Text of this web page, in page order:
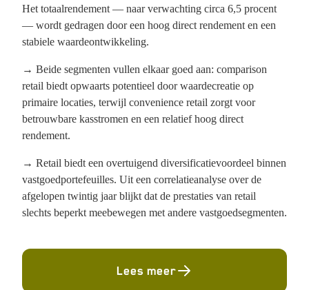
Het totaalrendement — naar verwachting circa 6,5 procent
— wordt gedragen door een hoog direct rendement en een
stabiele waardeontwikkeling.
→ Beide segmenten vullen elkaar goed aan: comparison
retail biedt opwaarts potentieel door waardecreatie op
primaire locaties, terwijl convenience retail zorgt voor
betrouwbare kasstromen en een relatief hoog direct
rendement.
→ Retail biedt een overtuigend diversificatievoordeel binnen
vastgoedportefeuilles. Uit een correlatieanalyse over de
afgelopen twintig jaar blijkt dat de prestaties van retail
slechts beperkt meebewegen met andere vastgoedsegmenten.
Lees meer